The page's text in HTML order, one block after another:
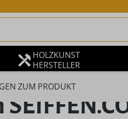
HOLZKUNST
HERSTELLER
ZUM PRODUKT